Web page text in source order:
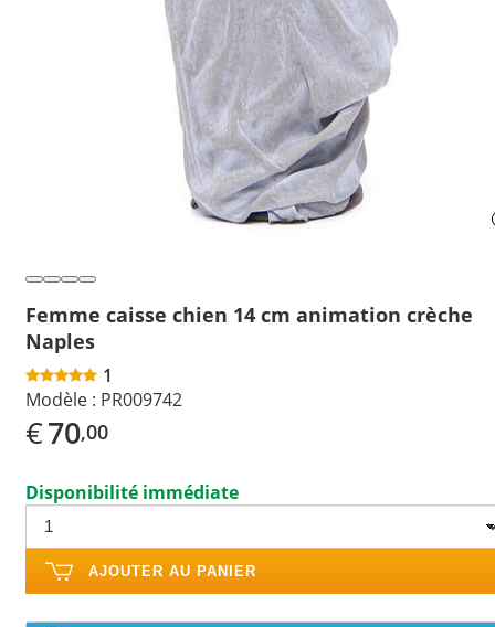
Femme caisse chien 14 cm animation crèche
Naples
1
Modèle : PR009742
€70,00
Disponibilité immédiate
AJOUTER AU PANIER